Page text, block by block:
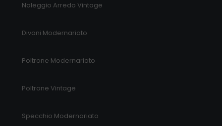
Noleggio Arredo Vintage
Divani Modernariato
Poltrone Modernariato
Poltrone Vintage
Specchio Modernariato